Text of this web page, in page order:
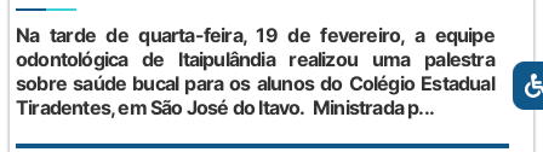
Na tarde de quarta-feira, 19 de fevereiro, a equipe
odontológica de Itaipulândia realizou uma palestra
sobre saúde bucal para os alunos do Colégio Estadual
Tiradentes, em São José do Itavo. Ministrada p...